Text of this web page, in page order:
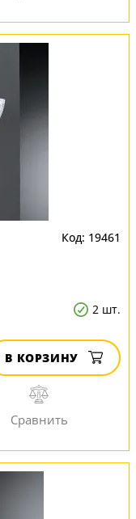
19461
2 шт.
В КОРЗИНУ